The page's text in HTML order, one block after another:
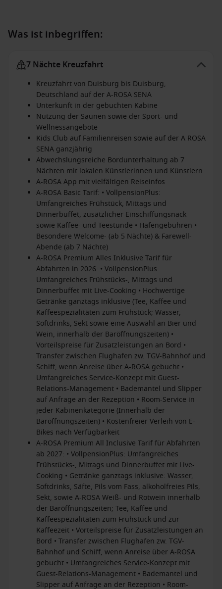
Was ist inbegriffen:
7 Nächte Kreuzfahrt
Kreuzfahrt von Duisburg bis Duisburg,
Deutschland auf der A-ROSA SENA
Unterkunft in der gebuchten Kabine
Nutzung der Saunen sowie der Sport- und
Wellnessangebote
Kids Club auf Familienreisen sowie auf der A ROSA
SENA ganzjährig
Abwechslungsreiche Bordunterhaltung ab 7
Nächten mit lokalen Künstlerinnen und Künstlern
A-ROSA App mit vielfältigen Reiseinfos
A-ROSA Basic Tarif: • VollpensionPlus:
Umfangreiches Frühstück, Mittags und
Dinnerbuffet, zusätzlicher Einschiffungsnack
sowie Kaffee- und Teestunde • Hafengebühren •
Besondere Welcome- (ab 5 Nächte) & Farewell-
Abende (ab 7 Nächte)
A-ROSA Premium Alles Inklusive Tarif für
Abfahrten in 2026: • VollpensionPlus:
Umfangreiches Frühstücks-, Mittags und
Dinnerbuffet mit Live-Cooking • Hochwertige
Getränke ganztags inklusive (Tee, Kaffee und
Kaffeespezialitäten zum Frühstück; Wasser,
Softdrinks, Sekt sowie eine Auswahl an Bier und
Wein, innerhalb der Baröffnungszeiten) •
Vorteilspreise für Zusatzleistungen an Bord •
Transfer zwischen Flughafen zw. TGV-Bahnhof und
Schiff, wenn Anreise über A-ROSA gebucht •
Umfangreiches Service-Konzept mit Guest-
Relations-Management • Bademantel und Slipper
auf Anfrage an der Rezeption • Room-Service in
jeder Kabinenkategorie (Innerhalb der
Baröffnungszeiten) • Kostenfreier Verleih von E-
Bikes nach Verfügbarkeit
A-ROSA Premium All Inclusive Tarif für Abfahrten
ab 2027: • VollpensionPlus: Umfangreiches
Frühstücks-, Mittags und Dinnerbuffet mit Live-
Cooking • Getränke ganztags inklusive: Wasser,
Softdrinks, Säfte, Pils vom Fass, alkoholfreies Pils,
Sekt, sowie A-ROSA Weiß- und Rotwein innerhalb
der Baröffnungszeiten; Tee, Kaffee und
Kaffeespezialitäten zum Frühstück und zur
Kaffeezeit • Vorteilspreise für Zusatzleistungen an
Bord • Transfer zwischen Flughafen zw. TGV-
Bahnhof und Schiff, wenn Anreise über A-ROSA
gebucht • Umfangreiches Service-Konzept mit
Guest-Relations-Management • Bademantel und
Slipper auf Anfrage an der Rezeption • Room-